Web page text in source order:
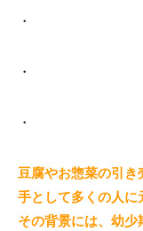
・
・
・
豆腐やお惣菜の引
手として多くの人に
その背景には、幼